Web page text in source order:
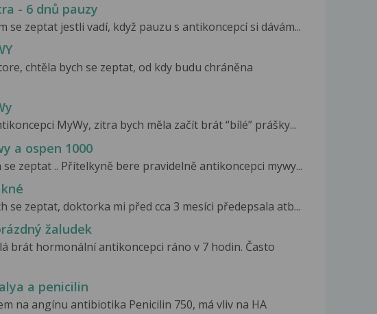
- 6 dnů pauzy
se zeptat jestli vadí, když pauzu s antikoncepcí si dávám...
chtěla bych se zeptat, od kdy budu chráněna
MyWy, zitra bych měla začít brát “bílé” prášky...
a ospen 1000
zeptat .. Přítelkyně bere pravidelně antikoncepci mywy...
se zeptat, doktorka mi před cca 3 mesíci předepsala atb...
žaludek
brát hormonální antikoncepci ráno v 7 hodin. Často
a penicilin
na angínu antibiotika Penicilin 750, má vliv na HA